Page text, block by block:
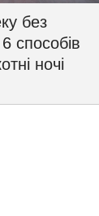
без
способів
ночі